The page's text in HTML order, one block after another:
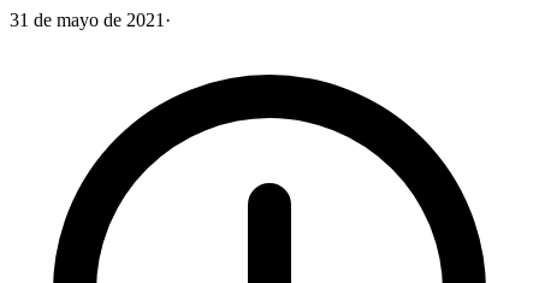
31 de mayo de 2021 ·